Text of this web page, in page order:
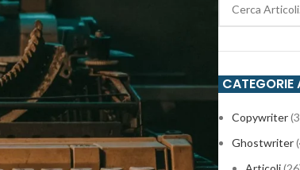
CATEGORIE
Copywriter
Ghostwriter